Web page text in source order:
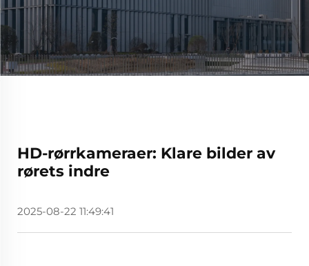
HD-rørrkameraer: Klare bilder av
rørets indre
2025-08-22 11:49:41